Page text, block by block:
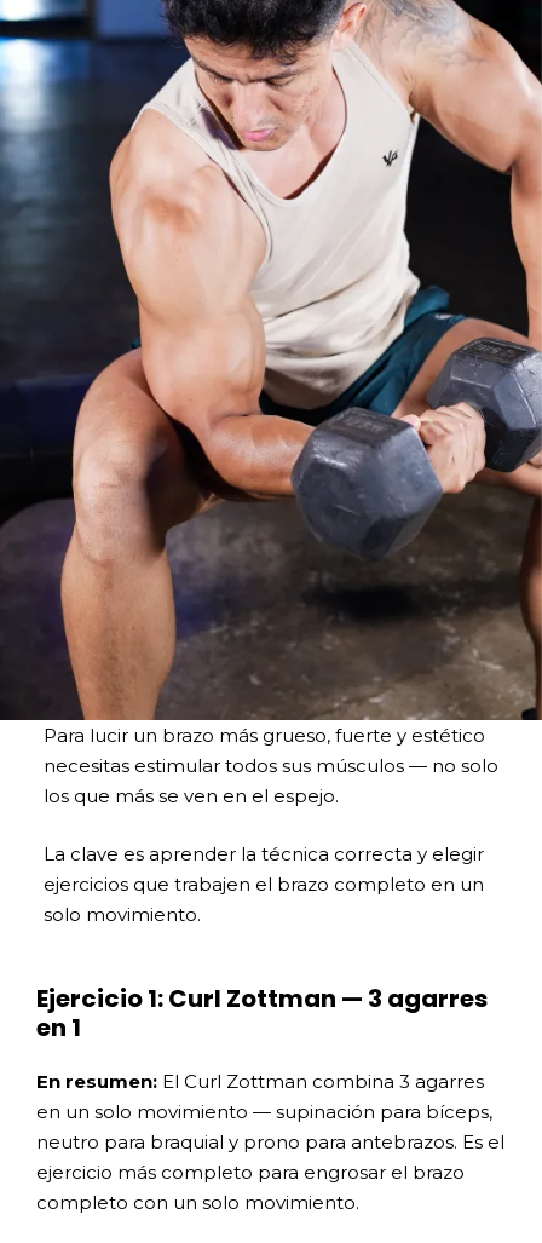
Para lucir un brazo más grueso, fuerte y estético
necesitas estimular todos sus músculos — no solo
los que más se ven en el espejo.
La clave es aprender la técnica correcta y elegir
ejercicios que trabajen el brazo completo en un
solo movimiento.
Ejercicio 1: Curl Zottman — 3 agarres
en 1
En resumen: El Curl Zottman combina 3 agarres
en un solo movimiento — supinación para bíceps,
neutro para braquial y prono para antebrazos. Es el
ejercicio más completo para engrosar el brazo
completo con un solo movimiento.